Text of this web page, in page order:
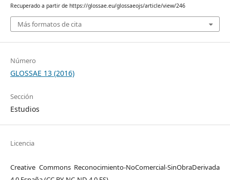
Recuperado a partir de https://glossae.eu/glossaeojs/article/view/246
Más formatos de cita
Número
GLOSSAE 13 (2016)
Sección
Estudios
Licencia
Creative Commons Reconocimiento-NoComercial-SinObraDerivada